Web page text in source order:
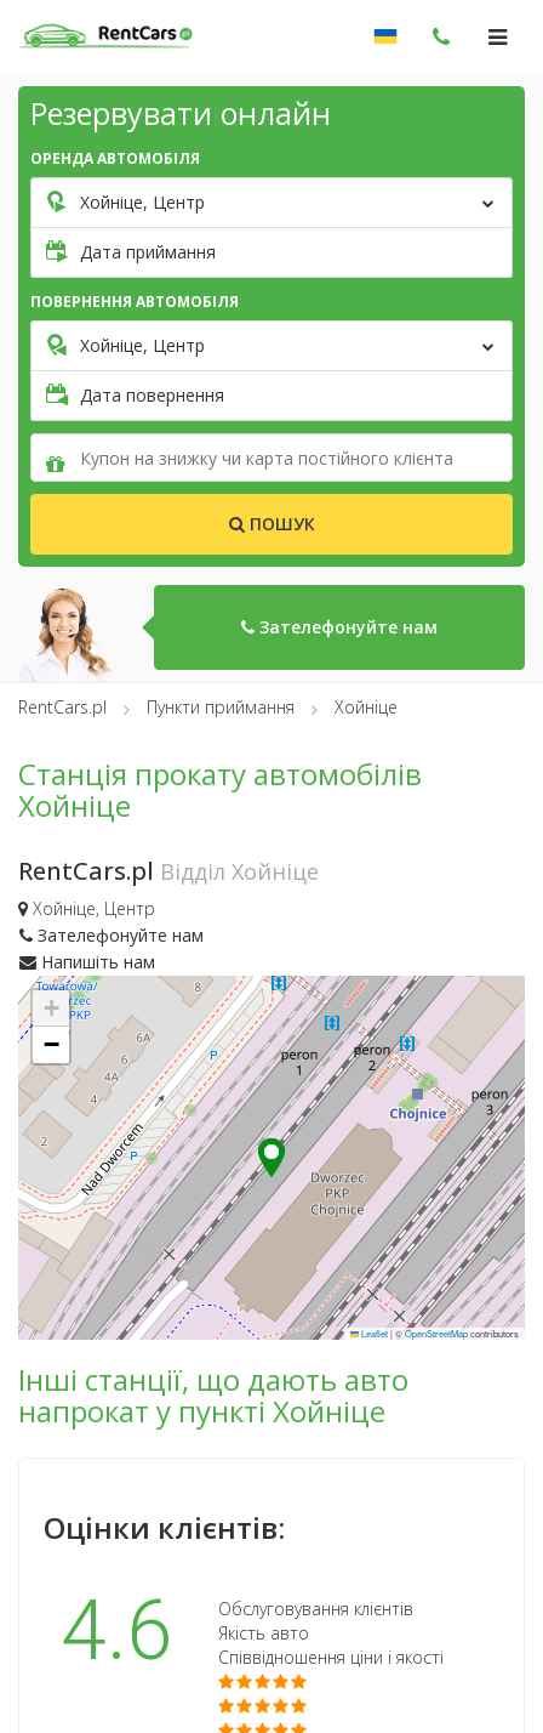
Резервувати онлайн
ОРЕНДА АВТОМОБІЛЯ
Хойніце, Центр
Дата приймання
ПОВЕРНЕННЯ АВТОМОБІЛЯ
Хойніце, Центр
Дата повернення
ПОШУК
Зателефонуйте нам
RentCars.pl Пункти приймання Хойніце
Станція прокату автомобілів
Хойніце
RentCars.pl Відділ Хойніце
Хойніце, Центр
Зателефонуйте нам
Напишіть нам
+
−
Leaflet|©OpenStreetMapcontributors
Інші станції, що дають авто
напрокат у пункті Хойніце
Оцінки клієнтів:
4.6
Обслуговування клієнтів
Якість авто
Співвідношення ціни і якості